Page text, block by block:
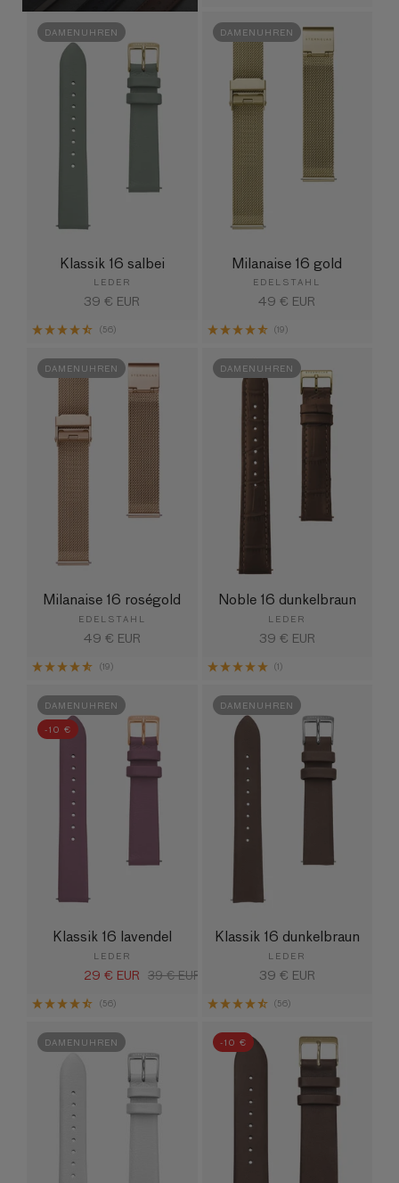
Klassik 16 salbei
LEDER
Normaler
39 € EUR
DAMENUHREN
(56)
Milanaise 16 gold
EDELSTAHL
Normaler
49 € EUR
DAMENUHREN
(19)
Milanaise 16 roségold
EDELSTAHL
Normaler
49 € EUR
DAMENUHREN
(19)
Noble 16 dunkelbraun
LEDER
Normaler
39 € EUR
DAMENUHREN
(1)
Klassik 16 lavendel
LEDER
Verkaufspreis
29 € EUR
Normaler
39 € EUR
DAMENUHREN
-10 €
(56)
Klassik 16 dunkelbraun
LEDER
Normaler
39 € EUR
DAMENUHREN
(56)
DAMENUHREN -10 €